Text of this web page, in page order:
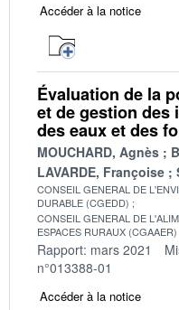
Accéder à la notice
Évaluation de la
et de gestion des
des eaux et des
MOUCHARD, Agnès
LAVARDE, Françoise
CONSEIL GENERAL DE
DURABLE (CGEDD)
CONSEIL GENERAL DE
ESPACES RURAUX (CGAAER)
Rapport: mars 2021
n°013388-01
Accéder à la notice